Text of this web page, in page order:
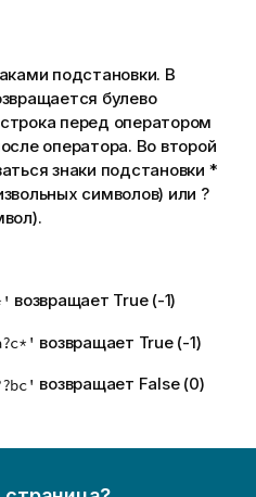
подстановки. В
булево
перед оператором
оператора. Во второй
знаки подстановки *
символов) или ?
возвращает True(-1)
возвращает True(-1)
возвращает False(0)